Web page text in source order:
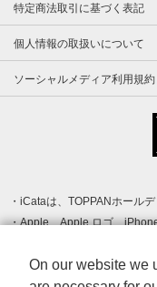
特定商法取引に基づく表記
個人情報の取扱いについて
ソーシャルメディア利用規約
iCataは、TOPPANホール
Apple、Apple ロゴ、
登録された Apple Inc. の
クです。
Android、Google Play お
On our website we